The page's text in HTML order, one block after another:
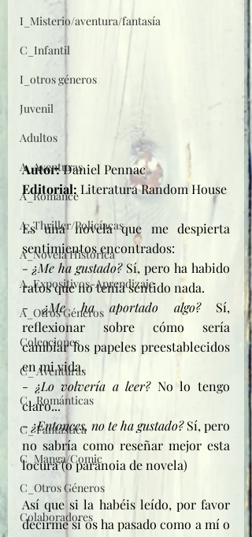
I_Misterio/aventura/fantasía
C_Infantil
I_otros géneros
Juvenil
Adultos
A_Aventuras
A_Romance
A_Thriller/Policíacas
A_Novela Histórica
A_Expositivos-Aprendizaje
A_Otros Géneros
Colecciones
C_ Aventuras
C_ Románticas
C_ Fantástica
C_Manga/Comic
C_Otros Géneros
Colaboradores
Autor: Daniel Pennac
Editorial: Literatura Random House
Es una novela que me despierta
sentimientos encontrados:
- ¿Me ha gustado? Sí, pero ha habido
ratos que no tenía sentido nada.
- ¿Me ha aportado algo? Sí,
reflexionar sobre cómo sería
cambiar los papeles preestablecidos
en mi vida.
- ¿Lo volvería a leer? No lo tengo
claro...
- ¿Entonces, no te ha gustado? Sí, pero
no sabría como reseñar mejor esta
locura (o paranoia de novela)
Así que si la habéis leído, por favor